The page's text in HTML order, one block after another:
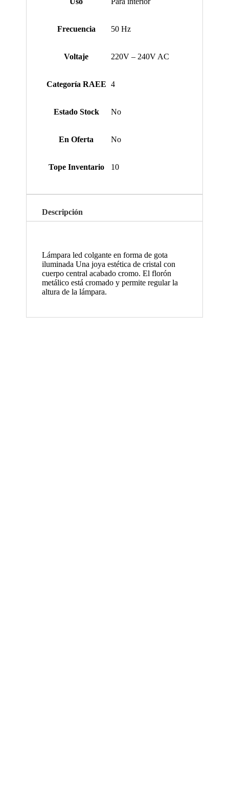
Frecuencia 50 Hz
Voltaje 220V – 240V AC
Categoría RAEE 4
Estado Stock No
En Oferta No
Tope Inventario 10
Descripción
Lámpara led colgante en forma de gota
iluminada Una joya estética de cristal con
cuerpo central acabado cromo. El florón
metálico está cromado y permite regular la
altura de la lámpara.